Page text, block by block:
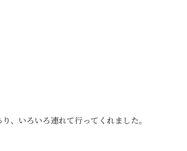
、いろいろ連れて行ってくれました。